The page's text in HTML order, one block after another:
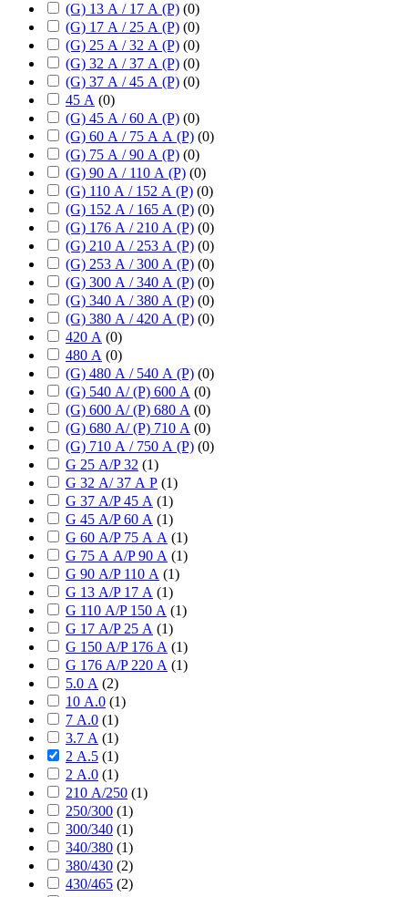
(G) 13 А / 17 А (P) (0)
(G) 17 А / 25 А (P) (0)
(G) 25 А / 32 А (P) (0)
(G) 32 А / 37 А (P) (0)
(G) 37 А / 45 А (P) (0)
45 А (0)
(G) 45 А / 60 А (P) (0)
(G) 60 А / 75 А А (P) (0)
(G) 75 А / 90 А (P) (0)
(G) 90 А / 110 А (P) (0)
(G) 110 А / 152 А (P) (0)
(G) 152 А / 165 А (P) (0)
(G) 176 А / 210 А (P) (0)
(G) 210 А / 253 А (P) (0)
(G) 253 А / 300 А (P) (0)
(G) 300 А / 340 А (P) (0)
(G) 340 А / 380 А (P) (0)
(G) 380 А / 420 А (P) (0)
420 А (0)
480 А (0)
(G) 480 А / 540 А (P) (0)
(G) 540 А/ (P) 600 А (0)
(G) 600 А/ (P) 680 А (0)
(G) 680 А/ (P) 710 А (0)
(G) 710 А / 750 А (P) (0)
G 25 А/P 32 (1)
G 32 А/ 37 А P (1)
G 37 А/P 45 А (1)
G 45 А/P 60 А (1)
G 60 А/P 75 А А (1)
G 75 А А/P 90 А (1)
G 90 А/P 110 А (1)
G 13 А/P 17 А (1)
G 110 А/P 150 А (1)
G 17 А/P 25 А (1)
G 150 А/P 176 А (1)
G 176 А/P 220 А (1)
5.0 А (2)
10 А.0 (1)
7 А.0 (1)
3.7 А (1)
2 А.5 (1)
2 А.0 (1)
210 А/250 (1)
250/300 (1)
300/340 (1)
340/380 (1)
380/430 (2)
430/465 (2)